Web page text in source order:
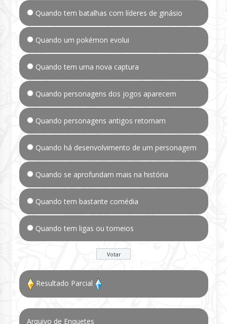
Quando tem batalhas com líderes de ginásio
Quando um pokémon evolui
Quando tem uma nova captura
Quando personagens dos jogos aparecem
Quando personagens antigos retornam
Quando há desenvolvimento de um personagem
Quando se aprofundam mais na história
Quando tem bastante comédia
Quando tem ligas ou torneios
Resultado Parcial
Arquivo de Enquetes